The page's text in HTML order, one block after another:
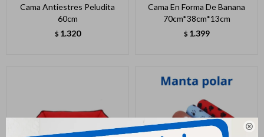

Cama Antiestres Peludita
60cm
$ 1.320
Cama En Forma De Banana
70cm*38cm*13cm
$ 1.399